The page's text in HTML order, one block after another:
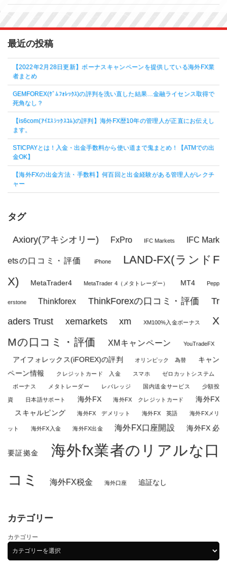
最近の投稿
【2022年2月28日更新】ボーナスキャンペーンを提供している海外FX業
者まとめ
GEMFOREX(ｹﾞﾑﾌｫﾚｯｸｽ)の評判を洗い直した結果…金融ライセンス取得で
死角なし？
【is6com(ｱｲｴｽｼｯｸｽｺﾑ)の評判】海外FX歴10年の管理人が正直にお伝えし
ます。
STICPAYとは！入金・出金手数料から使い道まで鬼まとめ！【ATMでの出
金OK】
【海外FXの出金方法・手数料】何百回と出金経験がある管理人がレクチ
ャー
タグ
Axiory(アキシオリー) FxPro IFC Markets IFC Mark
etsの口コミ・評価 iPhone
LAND-FX(ランドF
X)
MetaTrader4 MetaTrader 4（メタトレーダー） MT4 Pepp
erstone Thinkforex ThinkForexの口コミ・評価
Tr
aders Trust
xemarkets xm XM100%入金ボーナス
X
Mの口コミ・評価
XMキャンペーン YouTradeFX
アイフォレックス(iFOREX)の評判 オリンピック 為替
キャン
ペーン情報
クレジットカード 入金 スマホ ゼロカットシステム
ボーナス メタトレーダー レバレッジ 国内送金サービス 少額投
資 日本語サポート 海外FX 海外FX クレジットカード
海外FX
スキャルピング
海外FX デメリット 海外FX 英語 海外FXメリ
ット 海外FX入金 海外FX出金 海外FX口座開設 海外FX 必
要証拠金
海外fx業者のリアルな口
コミ
海外FX税金 海外口座 追証なし
カテゴリー
カテゴリー